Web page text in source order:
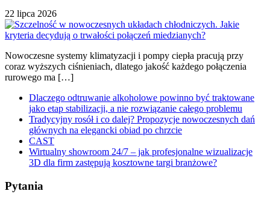
22 lipca 2026
Nowoczesne systemy klimatyzacji i pompy ciepła pracują przy
coraz wyższych ciśnieniach, dlatego jakość każdego połączenia
rurowego ma […]
Dlaczego odtruwanie alkoholowe powinno być traktowane
jako etap stabilizacji, a nie rozwiązanie całego problemu
Tradycyjny rosół i co dalej? Propozycje nowoczesnych dań
głównych na elegancki obiad po chrzcie
CAST
Wirtualny showroom 24/7 – jak profesjonalne wizualizacje
3D dla firm zastępują kosztowne targi branżowe?
Pytania